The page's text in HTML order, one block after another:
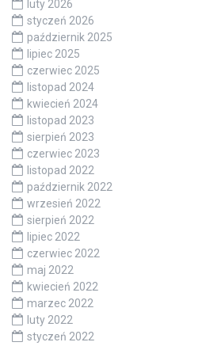
luty 2026
styczeń 2026
październik 2025
lipiec 2025
czerwiec 2025
listopad 2024
kwiecień 2024
listopad 2023
sierpień 2023
czerwiec 2023
listopad 2022
październik 2022
wrzesień 2022
sierpień 2022
lipiec 2022
czerwiec 2022
maj 2022
kwiecień 2022
marzec 2022
luty 2022
styczeń 2022